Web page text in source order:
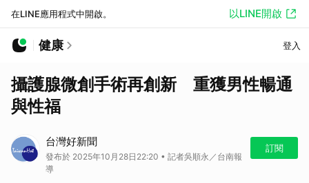
在LINE應用程式中開啟。 以LINE開啟
健康 登入
攝護腺微創手術再創新 重獲男性暢通
與性福
台灣好新聞
發布於 2025年10月28日22:20 • 記者吳順永／台南報
導
訂閱